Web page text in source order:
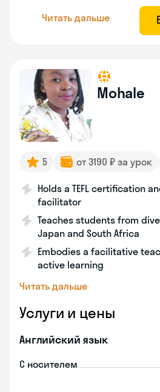
Читать дальше
Mohale
5 от 3190 ₽ за урок
Holds a TEFL certification
facilitator
Teaches students from
Japan and South Africa
Embodies a facilitative
active learning
Читать дальше
Услуги и цены
Английский язык
С носителем